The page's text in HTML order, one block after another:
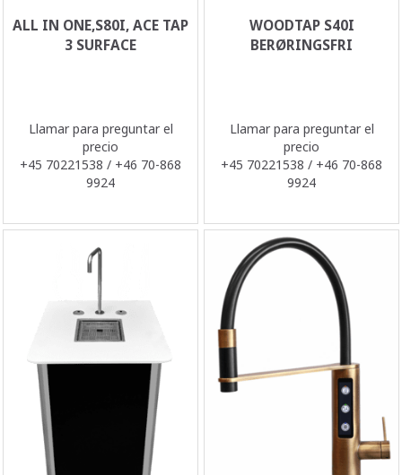
ALL IN ONE,S80I, ACE TAP
3 SURFACE
Llamar para preguntar el
precio
+45 70221538 / +46 70-868
9924
WOODTAP S40I
BERØRINGSFRI
Llamar para preguntar el
precio
+45 70221538 / +46 70-868
9924